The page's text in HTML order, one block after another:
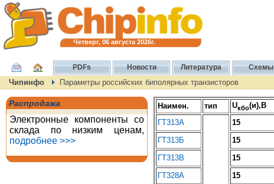
Четверг, 06 августа 2026г.
PDFs Новости Литература Схемы
Чипинфо Параметры российских биполярных транзисторов
Распродажа
Электронные компоненты со
склада по низким ценам,
подробнее >>>
Наимен. тип Uкбо(и),В
ГТ313А
15
ГТ313Б
15
ГТ313В
15
ГТ328А
15